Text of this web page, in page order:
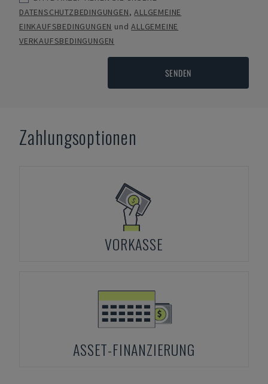
DATENSCHUTZBEDINGUNGEN,ALLGEMEINE
EINKAUFSBEDINGUNGEN undALLGEMEINE
VERKAUFSBEDINGUNGEN
SENDEN
Zahlungsoptionen
VORKASSE
ASSET-FINANZIERUNG